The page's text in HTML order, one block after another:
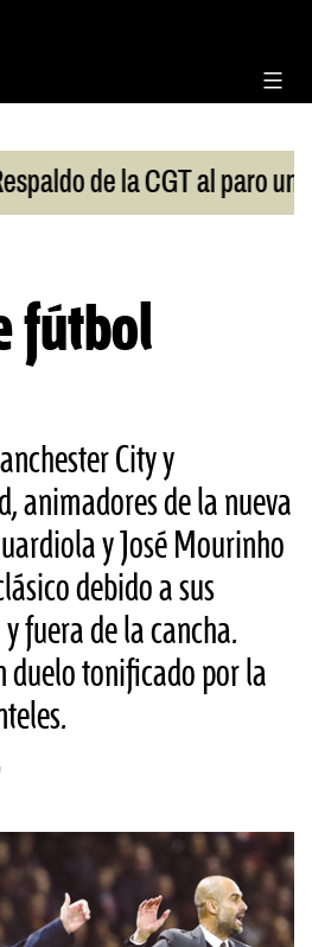
de la CGT al paro
fútbol
City y
animadores de la nueva
y José Mourinho
debido a sus
fuera de la cancha.
duelo tonificado por la